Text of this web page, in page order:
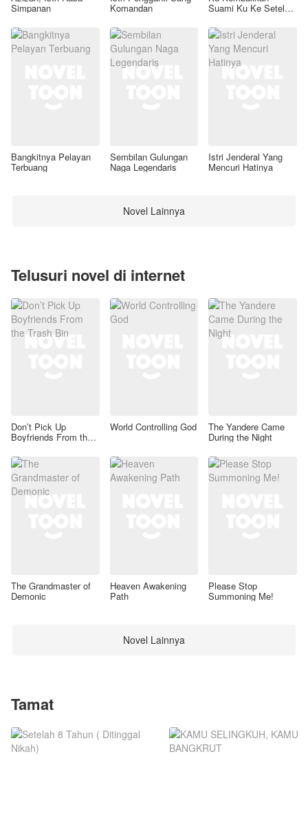
Simpanan Komandan Suami Ku Ke Setelan
Bangkitnya Pelayan
Terbuang
Sembilan Gulungan
Naga Legendaris
Istri Jenderal Yang
Mencuri Hatinya
Novel Lainnya
Telusuri novel di internet
Don’t Pick Up
Boyfriends From the
World Controlling God The Yandere Came
During the Night
The Grandmaster of
Demonic
Heaven Awakening
Path
Please Stop
Summoning Me!
Novel Lainnya
Tamat